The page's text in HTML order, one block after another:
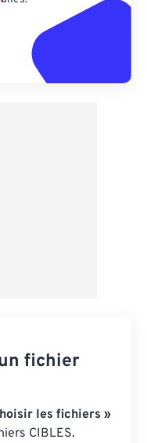
fichier
les fichiers »
CIBLES.